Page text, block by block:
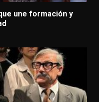
une formación y